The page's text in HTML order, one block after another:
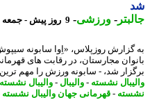
-ورزشی-9 روز پیش - جمعه 9 مرداد 1405، 14:02
مجارستان، در رقابت های قهرمانی
شد، - سابونه ورزش را مهم ترین ...
نشسته-والیبال-والیبال نشسته
-قهرمانی جهان والیبال نشسته-